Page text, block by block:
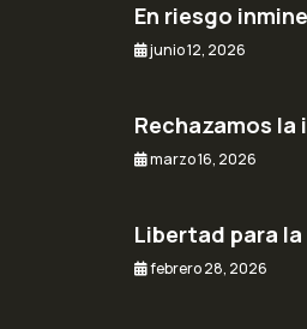
En riesgo
junio 12, 2026
Rechazamos
marzo 16, 2026
Libertad para
febrero 28, 2026